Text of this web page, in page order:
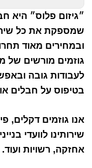
״גיזום פלוס״ היא
שמספקת את כל
ובמחירים מאוד
גוזמים מורשים של
לעבודות גובה
בטיפוס על חבלים
אנו גוזמים דקלים,
שירותינו לוועדי
אחזקה, רשויות ועוד.